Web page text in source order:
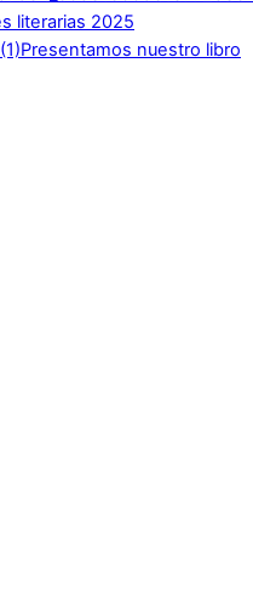
literarias 2025
Presentamos nuestro libro